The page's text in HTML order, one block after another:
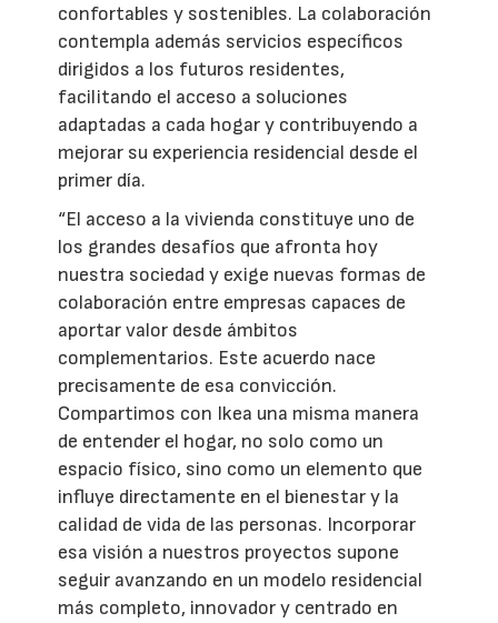
confortables y sostenibles. La colaboración
contempla además servicios específicos
dirigidos a los futuros residentes,
facilitando el acceso a soluciones
adaptadas a cada hogar y contribuyendo a
mejorar su experiencia residencial desde el
primer día.
“El acceso a la vivienda constituye uno de
los grandes desafíos que afronta hoy
nuestra sociedad y exige nuevas formas de
colaboración entre empresas capaces de
aportar valor desde ámbitos
complementarios. Este acuerdo nace
precisamente de esa convicción.
Compartimos con Ikea una misma manera
de entender el hogar, no solo como un
espacio físico, sino como un elemento que
influye directamente en el bienestar y la
calidad de vida de las personas. Incorporar
esa visión a nuestros proyectos supone
seguir avanzando en un modelo residencial
más completo, innovador y centrado en